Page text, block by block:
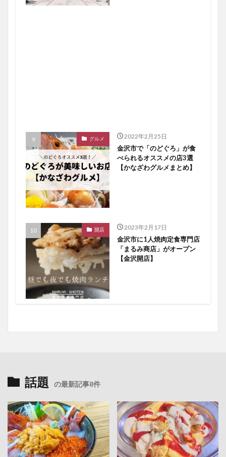
グルメ 2022年2月25日
金沢市で「のどぐろ」が食
べられるオススメの店3選
【かなざわグルメまとめ】
開店 2023年2月17日
金沢市に1人焼肉定食専門店
「まるみ商店」がオープン
【金沢開店】
話題 の最新記事8件